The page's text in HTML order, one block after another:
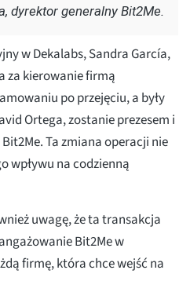
dyrektor generalny Bit2Me.
w Dekalabs, Sandra García,
za kierowanie firmą
po przejęciu, a były
Ortega, zostanie prezesem i
Ta zmiana operacji nie
wpływu na codzienną
uwagę, że ta transakcja
Bit2Me w
firmę, która chce wejść na